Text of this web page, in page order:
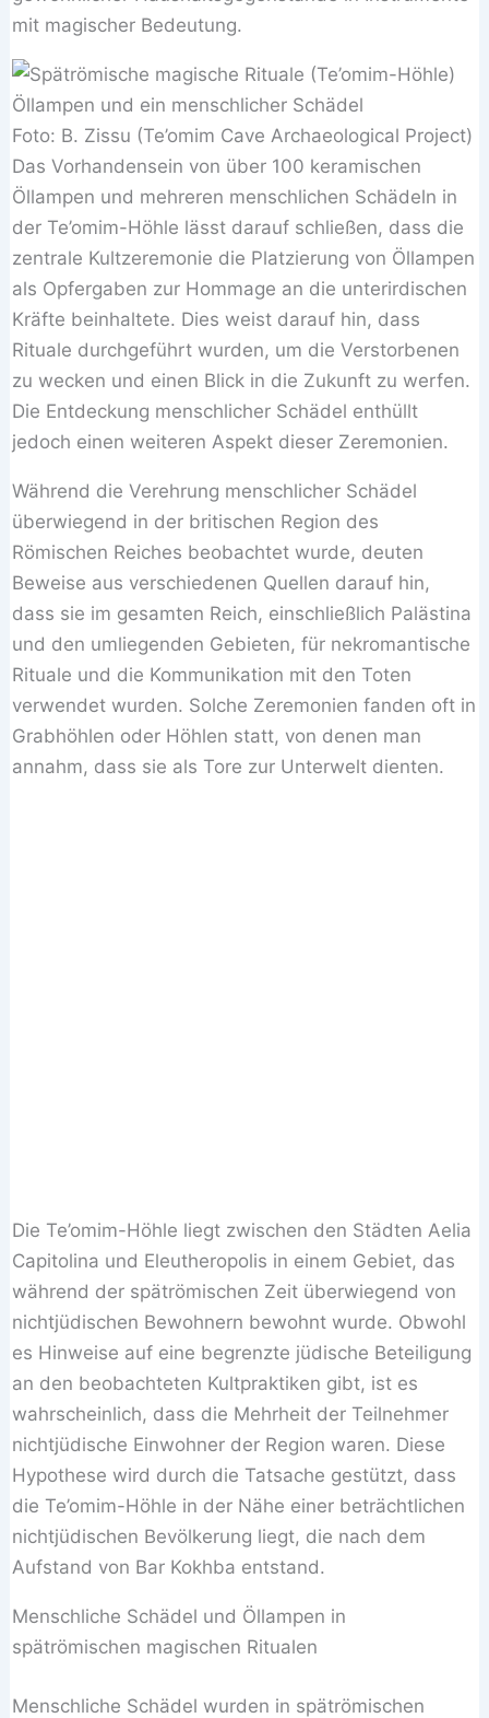
mit magischer Bedeutung.
Öllampen und ein menschlicher Schädel
Foto: B. Zissu (Te’omim Cave Archaeological Project)
Das Vorhandensein von über 100 keramischen
Öllampen und mehreren menschlichen Schädeln in
der Te’omim-Höhle lässt darauf schließen, dass die
zentrale Kultzeremonie die Platzierung von Öllampen
als Opfergaben zur Hommage an die unterirdischen
Kräfte beinhaltete. Dies weist darauf hin, dass
Rituale durchgeführt wurden, um die Verstorbenen
zu wecken und einen Blick in die Zukunft zu werfen.
Die Entdeckung menschlicher Schädel enthüllt
jedoch einen weiteren Aspekt dieser Zeremonien.
Während die Verehrung menschlicher Schädel
überwiegend in der britischen Region des
Römischen Reiches beobachtet wurde, deuten
Beweise aus verschiedenen Quellen darauf hin,
dass sie im gesamten Reich, einschließlich Palästina
und den umliegenden Gebieten, für nekromantische
Rituale und die Kommunikation mit den Toten
verwendet wurden. Solche Zeremonien fanden oft in
Grabhöhlen oder Höhlen statt, von denen man
annahm, dass sie als Tore zur Unterwelt dienten.
Die Te’omim-Höhle liegt zwischen den Städten Aelia
Capitolina und Eleutheropolis in einem Gebiet, das
während der spätrömischen Zeit überwiegend von
nichtjüdischen Bewohnern bewohnt wurde. Obwohl
es Hinweise auf eine begrenzte jüdische Beteiligung
an den beobachteten Kultpraktiken gibt, ist es
wahrscheinlich, dass die Mehrheit der Teilnehmer
nichtjüdische Einwohner der Region waren. Diese
Hypothese wird durch die Tatsache gestützt, dass
die Te’omim-Höhle in der Nähe einer beträchtlichen
nichtjüdischen Bevölkerung liegt, die nach dem
Aufstand von Bar Kokhba entstand.
Menschliche Schädel und Öllampen in
spätrömischen magischen Ritualen
Menschliche Schädel wurden in spätrömischen